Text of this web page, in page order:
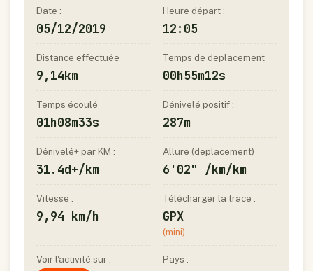
Date :
05/12/2019
Heure départ :
12:05
Distance effectuée
9,14km
Temps de deplacement
00h55m12s
Temps écoulé
01h08m33s
Dénivelé positif :
287m
Dénivelé+ par KM :
31.4d+/km
Allure (deplacement)
6'02" /km/km
Vitesse :
9,94 km/h
Télécharger la trace :
GPX
(mini)
Voir l'activité sur : Pays :